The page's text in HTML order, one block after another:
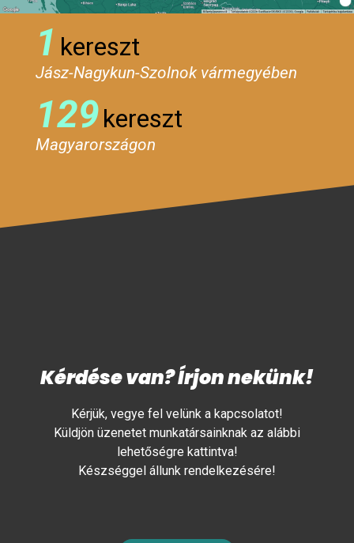
1 kereszt
Jász-Nagykun-Szolnok vármegyében
129kereszt
Magyarországon
Kérdése van? Írjon nekünk!
Kérjük, vegye fel velünk a kapcsolatot!
Küldjön üzenetet munkatársainknak az alábbi
lehetőségre kattintva!
Készséggel állunk rendelkezésére!